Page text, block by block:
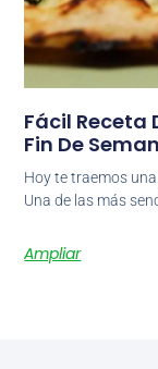
Fácil Receta
Fin De
Hoy te traemos
Una de las más
Ampliar